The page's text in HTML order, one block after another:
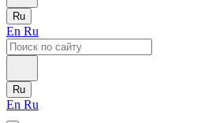
Ru
En Ru
Ru
En Ru